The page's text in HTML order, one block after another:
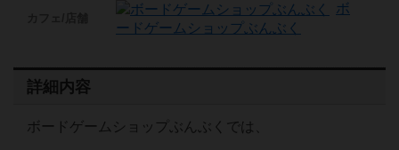
ボ
ードゲームショップぶんぶく
詳細内容
ボードゲームショップぶんぶくでは、